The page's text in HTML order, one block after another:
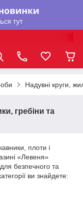
Надувні круги,
гребіни та
плоти і
«Левеня»
безпечного та
ви знайдете: